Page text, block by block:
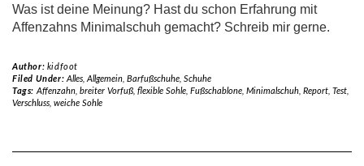
Was ist deine Meinung? Hast du schon Erfahrung mit
Affenzahns Minimalschuh gemacht? Schreib mir gerne.
Author: kidfoot
Filed Under: Alles, Allgemein, Barfußschuhe, Schuhe
Tags: Affenzahn, breiter Vorfuß, flexible Sohle, Fußschablone, Minimalschuh, Report, Test,
Verschluss weiche Sohle